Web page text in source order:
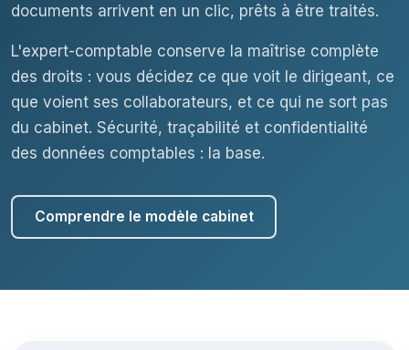
documents arrivent en un clic, prêts à être traités.
L'expert-comptable conserve la maîtrise complète
des droits : vous décidez ce que voit le dirigeant, ce
que voient ses collaborateurs, et ce qui ne sort pas
du cabinet. Sécurité, traçabilité et confidentialité
des données comptables : la base.
Comprendre le modèle cabinet